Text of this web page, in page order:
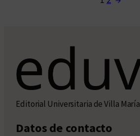
Editorial Universitaria de Villa María
Datos de contacto